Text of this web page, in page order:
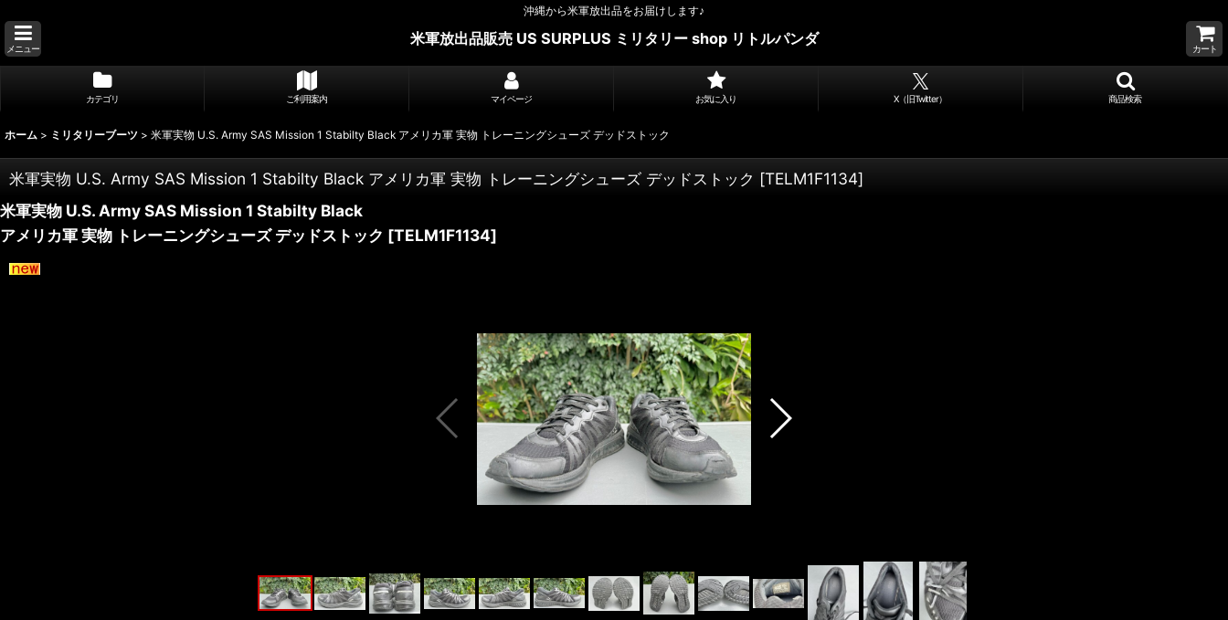
沖縄から米軍放出品をお届けします♪
メニュー
米軍放出品販売 US SURPLUS ミリタリー shop リトルパンダ
カート
カテゴリ ご利用案内 マイページ お気に入り X（旧Twitter） 商品検索
ホーム > ミリタリーブーツ > 米軍実物 U.S. Army SAS Mission 1 Stabilty Black アメリカ軍 実物 トレーニングシューズ デッドストック
米軍実物 U.S. Army SAS Mission 1 Stabilty Black アメリカ軍 実物 トレーニングシューズ デッドストック [TELM1F1134]
米軍実物 U.S. Army SAS Mission 1 Stabilty Black
アメリカ軍 実物 トレーニングシューズ デッドストック [TELM1F1134]